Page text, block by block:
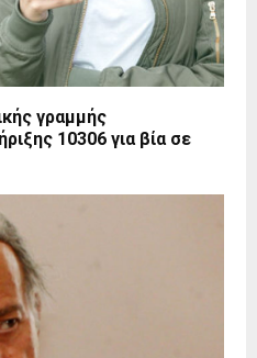
γραμμής
10306 για βία σε